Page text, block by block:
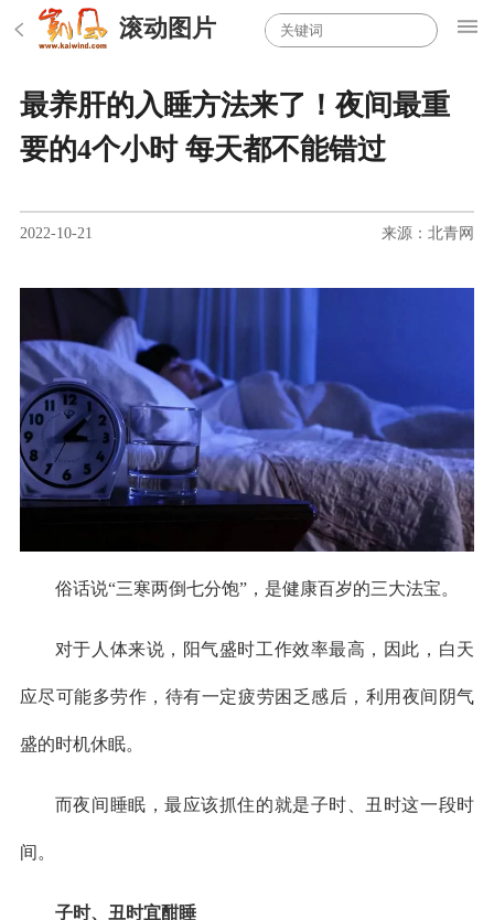
滚动图片
最养肝的入睡方法来了！夜间最重
要的4个小时 每天都不能错过
2022-10-21 来源：北青网
俗话说“三寒两倒七分饱”，是健康百岁的三大法宝。
对于人体来说，阳气盛时工作效率最高，因此，白天
应尽可能多劳作，待有一定疲劳困乏感后，利用夜间阴气
盛的时机休眠。
而夜间睡眠，最应该抓住的就是子时、丑时这一段时
间。
子时、丑时宜酣睡